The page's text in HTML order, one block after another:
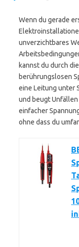
Wenn du gerade
unverzichtbares
kannst du durch
berührungslosen
eine Leitung unter
und beugt
einfacher
ohne dass du